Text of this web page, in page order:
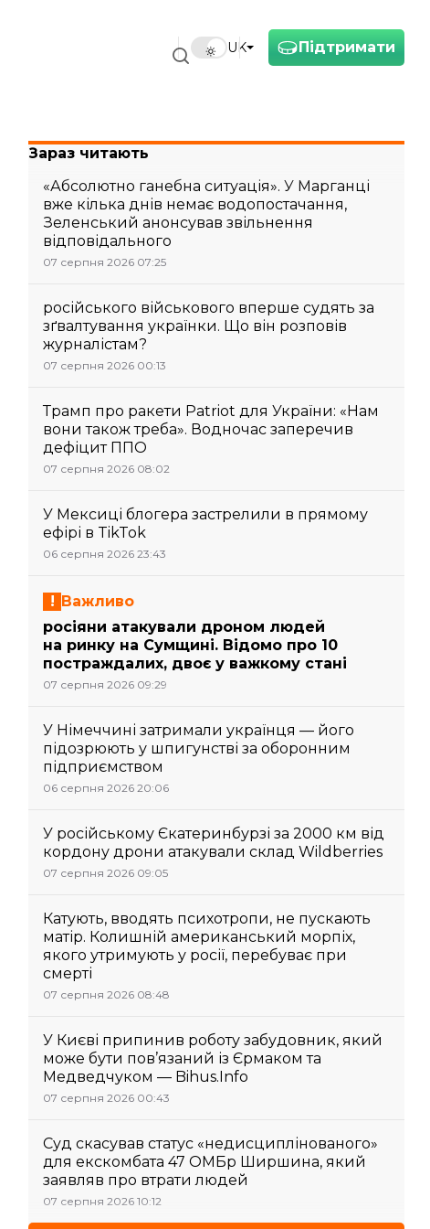
Підтримати
UK
Зараз читають
«Абсолютно ганебна ситуація». У Марганці
вже кілька днів немає водопостачання,
Зеленський анонсував звільнення
відповідального
07 серпня 2026 07:25
російського військового вперше судять за
зґвалтування українки. Що він розповів
журналістам?
07 серпня 2026 00:13
Трамп про ракети Patriot для України: «Нам
вони також треба». Водночас заперечив
дефіцит ППО
07 серпня 2026 08:02
У Мексиці блогера застрелили в прямому
ефірі в TikTok
06 серпня 2026 23:43
Важливо
росіяни атакували дроном людей
на ринку на Сумщині. Відомо про 10
постраждалих, двоє у важкому стані
07 серпня 2026 09:29
У Німеччині затримали українця — його
підозрюють у шпигунстві за оборонним
підприємством
06 серпня 2026 20:06
У російському Єкатеринбурзі за 2000 км від
кордону дрони атакували склад Wildberries
07 серпня 2026 09:05
Катують, вводять психотропи, не пускають
матір. Колишній американський морпіх,
якого утримують у росії, перебуває при
смерті
07 серпня 2026 08:48
У Києві припинив роботу забудовник, який
може бути пов’язаний із Єрмаком та
Медведчуком — Bihus.Info
07 серпня 2026 00:43
Суд скасував статус «недисциплінованого»
для екскомбата 47 ОМБр Ширшина, який
заявляв про втрати людей
07 серпня 2026 10:12